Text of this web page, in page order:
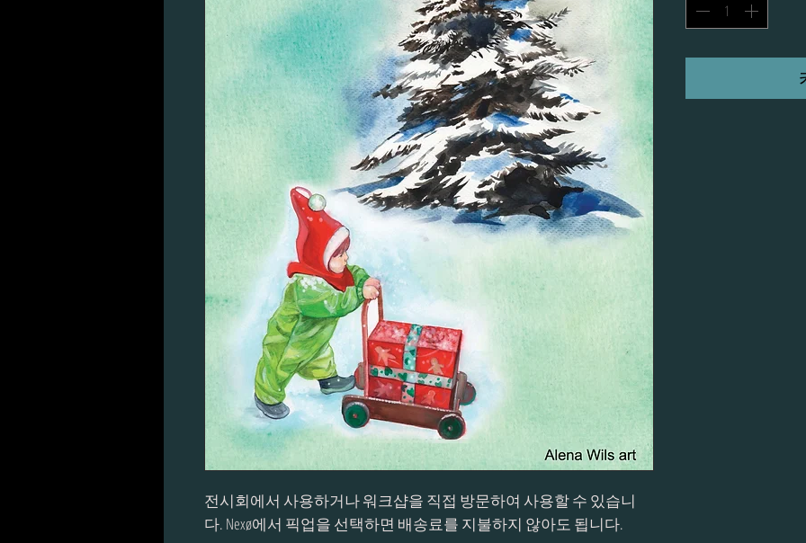
전시회에서 사용하거나 워크샵을 직접 방문하여 사용할 수 있습니
다. Nexø에서 픽업을 선택하면 배송료를 지불하지 않아도 됩니다.